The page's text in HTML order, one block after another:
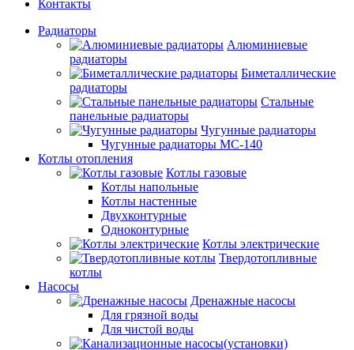
Контакты
Радиаторы
Алюминиевые
радиаторы
Биметаллические
радиаторы
Стальные
панельные радиаторы
Чугунные радиаторы
Чугунные радиаторы МС-140
Котлы отопления
Котлы газовые
Котлы напольные
Котлы настенные
Двухконтурные
Одноконтурные
Котлы электрические
Твердотопливные
котлы
Насосы
Дренажные насосы
Для грязной воды
Для чистой воды